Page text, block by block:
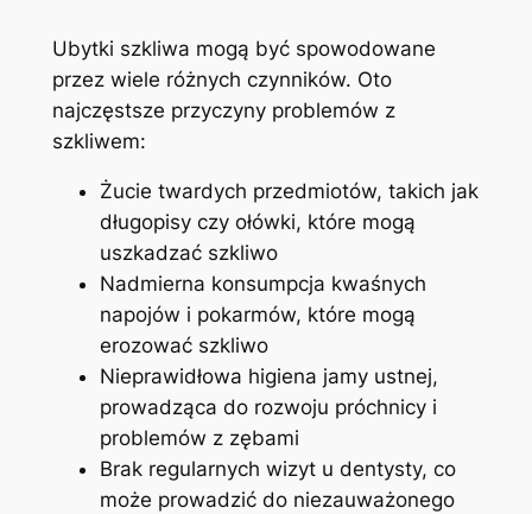
Ubytki szkliwa mogą być spowodowane
przez wiele różnych czynników. Oto
najczęstsze przyczyny problemów z
szkliwem:
Żucie twardych przedmiotów, takich jak
długopisy czy ołówki, które mogą
uszkadzać szkliwo
Nadmierna konsumpcja kwaśnych
napojów i pokarmów, które mogą
‌erozować szkliwo
Nieprawidłowa higiena jamy ustnej,
prowadząca do rozwoju próchnicy i
problemów z zębami
Brak regularnych wizyt u dentysty, co
może prowadzić do niezauważonego